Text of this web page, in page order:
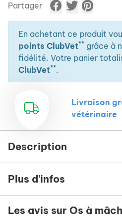
Partager
En achetant ce produit
points ClubVet** grâce à
fidélité. Votre panier
ClubVet**.
Livraison
vétérinaire
Description
Plus d'infos
Les avis sur Os à